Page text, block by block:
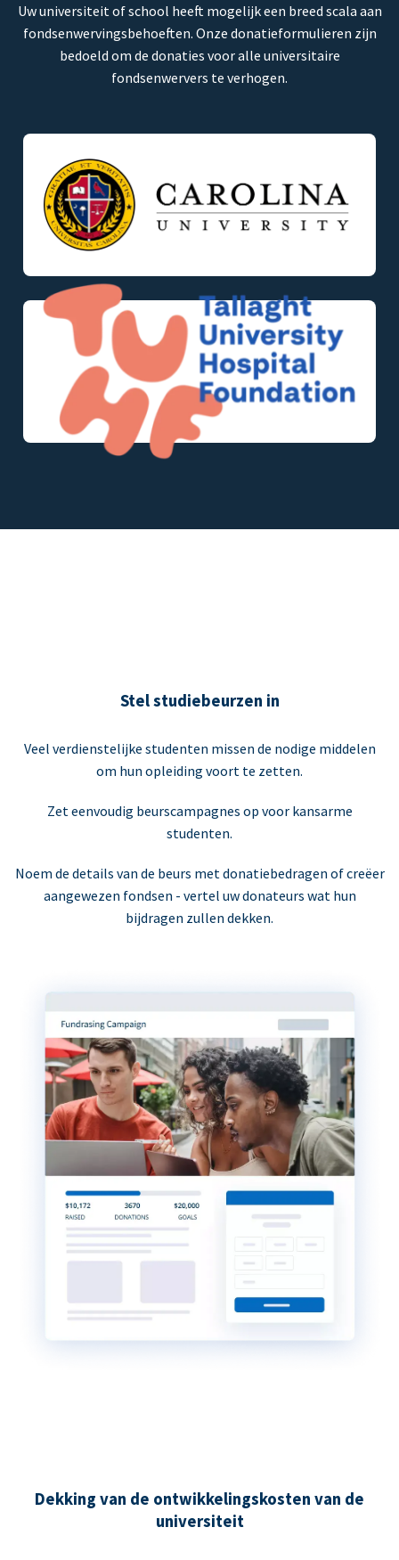
Uw universiteit of school heeft mogelijk een breed scala aan
fondsenwervingsbehoeften. Onze donatieformulieren zijn
bedoeld om de donaties voor alle universitaire
fondsenwervers te verhogen.
Stel studiebeurzen in
Veel verdienstelijke studenten missen de nodige middelen
om hun opleiding voort te zetten.
Zet eenvoudig beurscampagnes op voor kansarme
studenten.
Noem de details van de beurs met donatiebedragen of creëer
aangewezen fondsen - vertel uw donateurs wat hun
bijdragen zullen dekken.
Dekking van de ontwikkelingskosten van de
universiteit